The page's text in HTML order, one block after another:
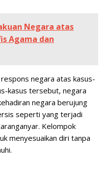
Negara atas
Agama dan
negara atas kasus-
kasus tersebut, negara
negara berujung
seperti yang terjadi
Kelompok
menyesuaikan diri tanpa